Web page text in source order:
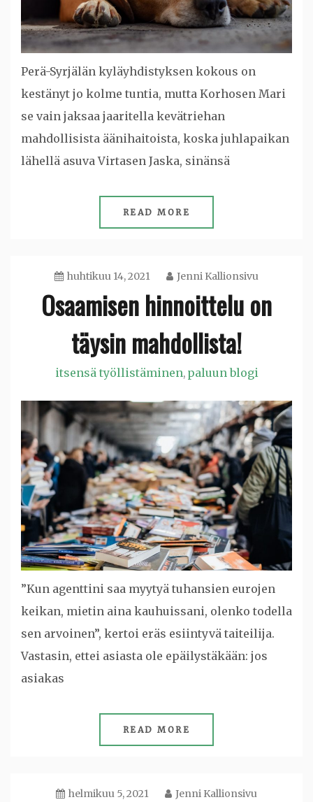
Perä-Syrjälän kyläyhdistyksen kokous on
kestänyt jo kolme tuntia, mutta Korhosen Mari
se vain jaksaa jaaritella kevätriehan
mahdollisista äänihaitoista, koska juhlapaikan
lähellä asuva Virtasen Jaska, sinänsä
READ MORE
huhtikuu 14, 2021 Jenni Kallionsivu
Osaamisen hinnoittelu on
täysin mahdollista!
itsensä työllistäminen, paluun blogi
”Kun agenttini saa myytyä tuhansien eurojen
keikan, mietin aina kauhuissani, olenko todella
sen arvoinen”, kertoi eräs esiintyvä taiteilija.
Vastasin, ettei asiasta ole epäilystäkään: jos
asiakas
READ MORE
helmikuu 5, 2021 Jenni Kallionsivu